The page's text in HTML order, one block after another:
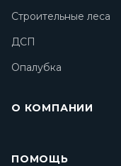
Строительные леса
ДСП
Опалубка
О КОМПАНИИ
ПОМОЩЬ